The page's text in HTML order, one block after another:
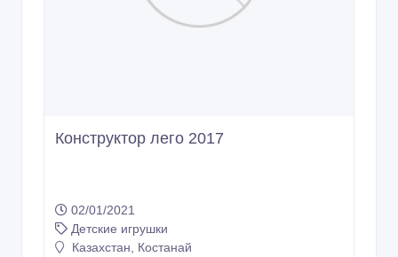
Конструктор лего 2017
02/01/2021
Детские игрушки
Казахстан, Костанай